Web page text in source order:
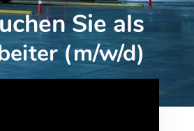
Sie als
(m/w/d)